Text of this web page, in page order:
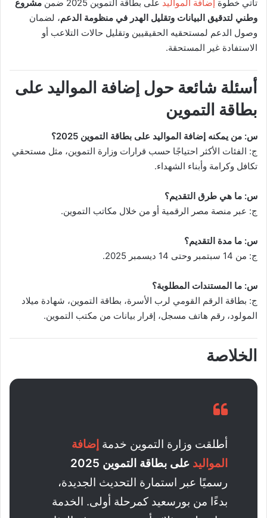
تأتي خطوة إضافة المواليد على بطاقة التموين 2025 ضمن
مشروع
وطني لتدقيق البيانات وتقليل الهدر في منظومة الدعم، لضمان
وصول الدعم لمستحقيه الحقيقيين وتقليل حالات التلاعب أو
الاستفادة غير المستحقة.
أسئلة شائعة حول إضافة المواليد على
بطاقة التموين
س: من يمكنه إضافة المواليد على بطاقة التموين 2025؟
ج: الفئات الأكثر احتياجًا حسب قرارات وزارة التموين، مثل مستحقي
تكافل وكرامة وأبناء الشهداء.
س: ما هي طرق التقديم؟
ج: عبر منصة مصر الرقمية أو من خلال مكاتب التموين.
س: ما مدة التقديم؟
ج: من 14 سبتمبر وحتى 14 ديسمبر 2025.
س: ما المستندات المطلوبة؟
ج: بطاقة الرقم القومي لرب الأسرة، بطاقة التموين، شهادة ميلاد
المولود، رقم هاتف مسجل، إقرار بيانات من مكتب التموين.
الخلاصة
أطلقت وزارة التموين خدمة إضافة
المواليد على بطاقة التموين 2025
رسميًا عبر استمارة التحديث الجديدة،
بدءًا من بورسعيد كمرحلة أولى. الخدمة